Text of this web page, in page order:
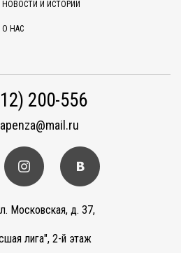
НОВОСТИ И ИСТОРИИ
О НАС
200-556
Московская, д. 37,
лига", 2-й этаж